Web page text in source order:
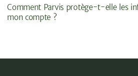
Comment Parvis protège-t-elle les
mon compte ?